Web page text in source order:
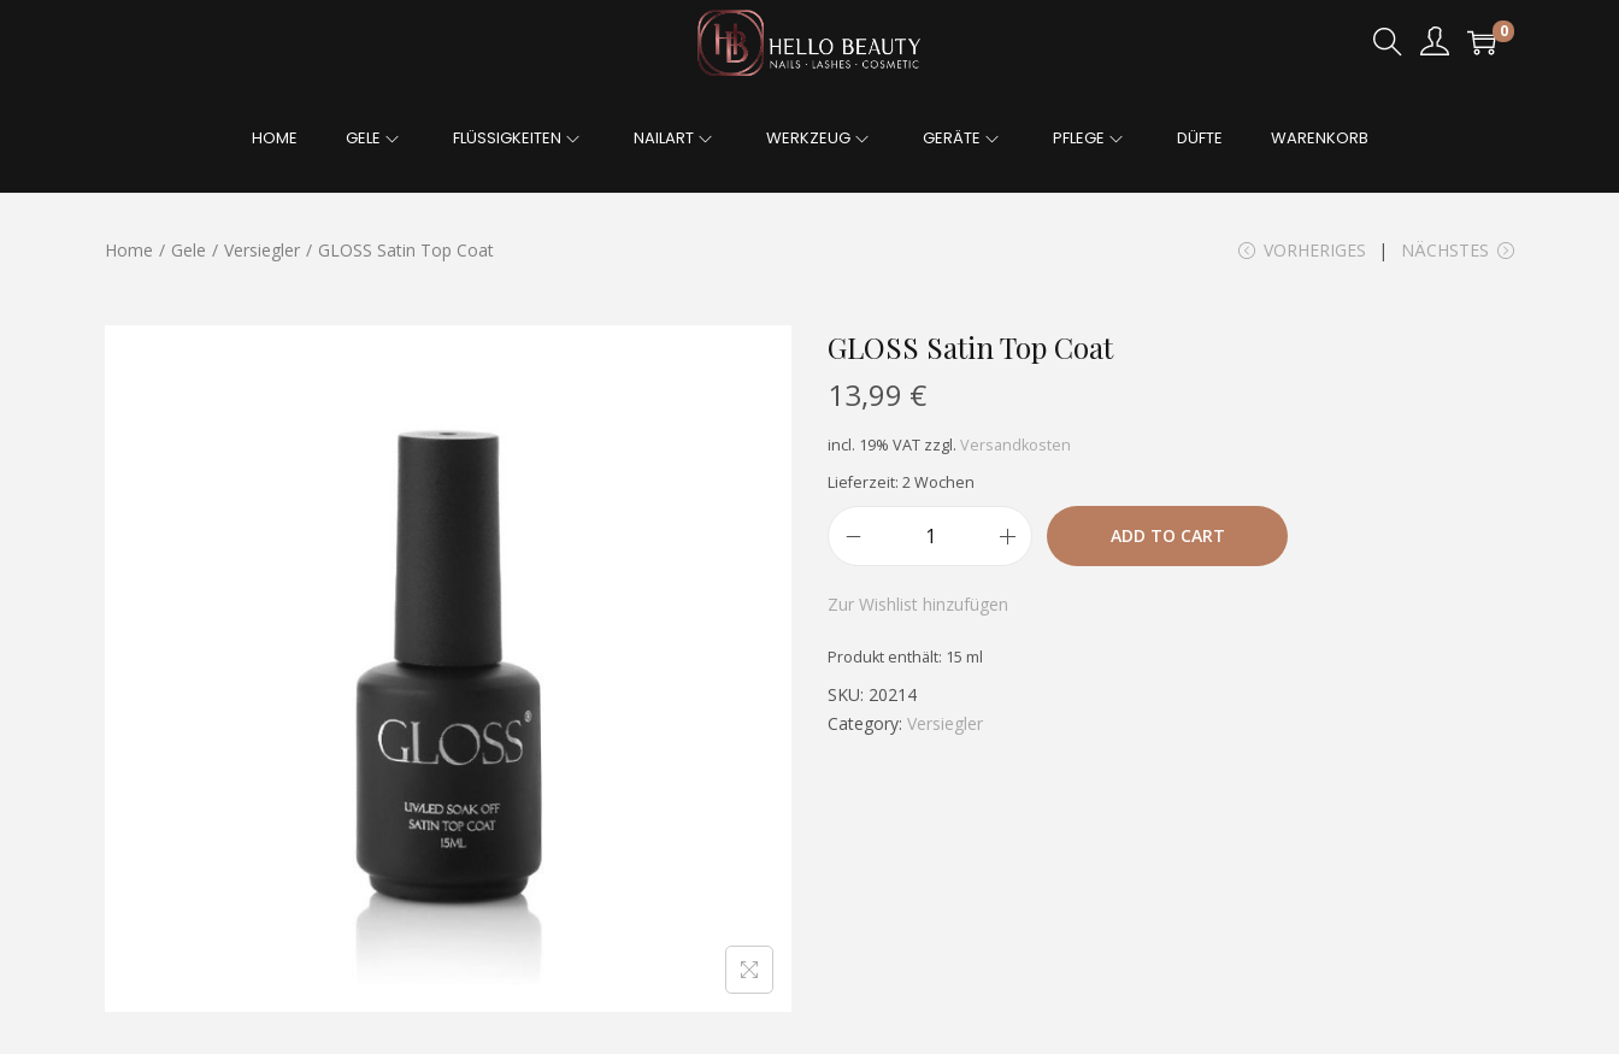
0
HOME GELE FLÜSSIGKEITEN NAILART WERKZEUG GERÄTE PFLEGE DÜFTE WARENKORB
Home / Gele / Versiegler / GLOSS Satin Top Coat VORHERIGES NÄCHSTES
GLOSS Satin Top Coat
13,99 €
incl. 19% VAT zzgl. Versandkosten
Lieferzeit: 2 Wochen
ADD TO CART
Zur Wishlist hinzufügen
Produkt enthält: 15 ml
SKU: 20214
Category: Versiegler